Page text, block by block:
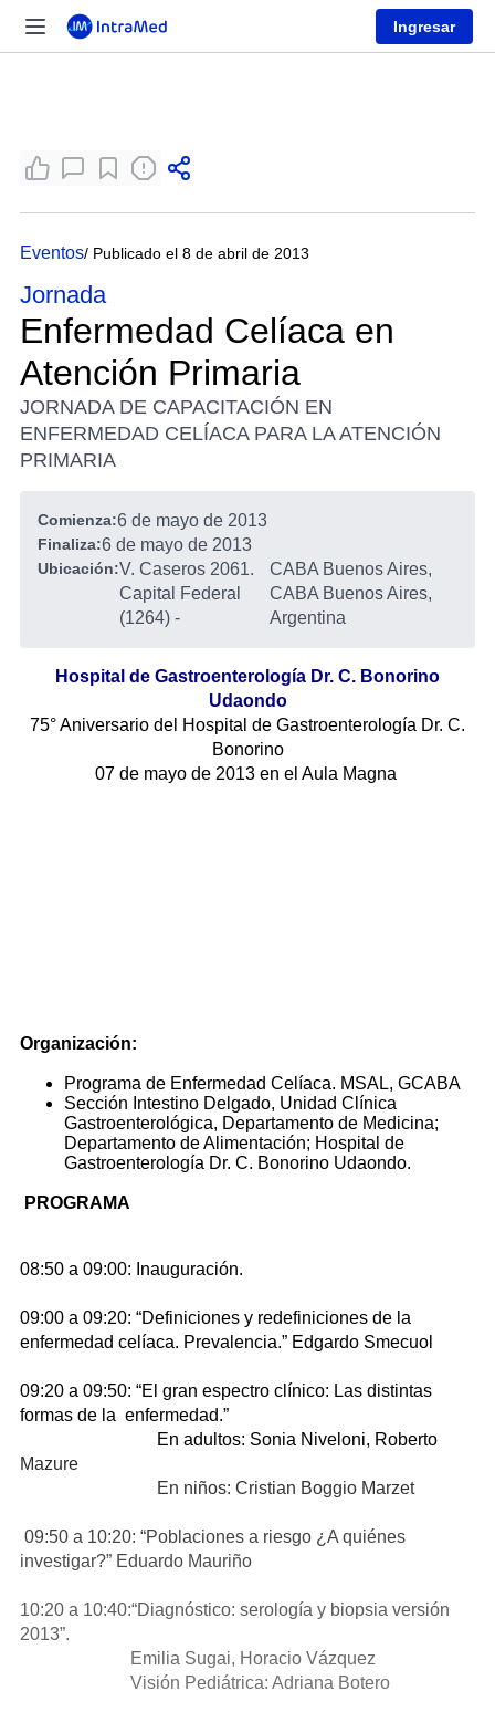
Ingresar
Eventos/ Publicado el 8 de abril de 2013
Jornada
Enfermedad Celíaca en
Atención Primaria
JORNADA DE CAPACITACIÓN EN
ENFERMEDAD CELÍACA PARA LA ATENCIÓN
PRIMARIA
Comienza:6 de mayo de 2013
Finaliza:6 de mayo de 2013
Ubicación:V. Caseros 2061.
Capital Federal
(1264) -
CABA Buenos Aires,
CABA Buenos Aires,
Argentina
Hospital de Gastroenterología Dr. C. Bonorino
Udaondo
75° Aniversario del Hospital de Gastroenterología Dr. C.
Bonorino
07 de mayo de 2013 en el Aula Magna
Organización:
Programa de Enfermedad Celíaca. MSAL, GCABA
Sección Intestino Delgado, Unidad Clínica
Gastroenterológica, Departamento de Medicina;
Departamento de Alimentación; Hospital de
Gastroenterología Dr. C. Bonorino Udaondo.
PROGRAMA
08:50 a 09:00: Inauguración.
09:00 a 09:20: “Definiciones y redefiniciones de la
enfermedad celíaca. Prevalencia.” Edgardo Smecuol
09:20 a 09:50: “El gran espectro clínico: Las distintas
formas de la enfermedad.”
En adultos: Sonia Niveloni, Roberto
Mazure
En niños: Cristian Boggio Marzet
09:50 a 10:20: “Poblaciones a riesgo ¿A quiénes
investigar?” Eduardo Mauriño
10:20 a 10:40:“Diagnóstico: serología y biopsia versión
2013”.
Emilia Sugai, Horacio Vázquez
Visión Pediátrica: Adriana Botero